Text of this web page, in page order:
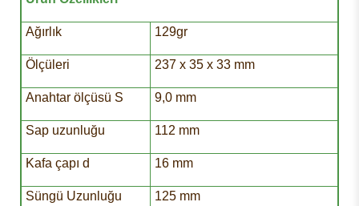
Ağırlık 129gr
Ölçüleri 237 x 35 x 33 mm
Anahtar ölçüsü S 9,0 mm
Sap uzunluğu 112 mm
Kafa çapı d 16 mm
Süngü Uzunluğu 125 mm